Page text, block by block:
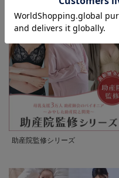
助産院監修シリーズ